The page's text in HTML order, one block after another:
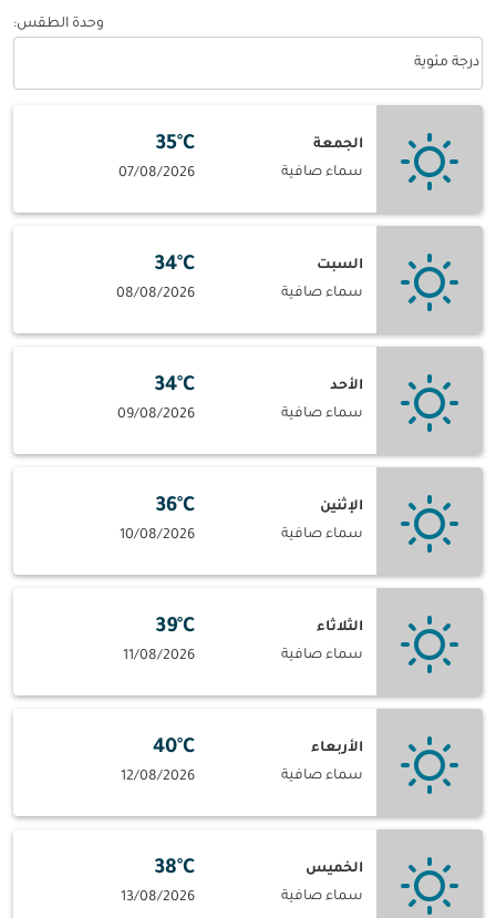
وحدة الطقس:
درجة مئوية
الجمعة
سماء صافية
35°C
07/08/2026
السبت
سماء صافية
34°C
08/08/2026
الأحد
سماء صافية
34°C
09/08/2026
الإثنين
سماء صافية
36°C
10/08/2026
الثلاثاء
سماء صافية
39°C
11/08/2026
الأربعاء
سماء صافية
40°C
12/08/2026
الخميس
سماء صافية
38°C
13/08/2026